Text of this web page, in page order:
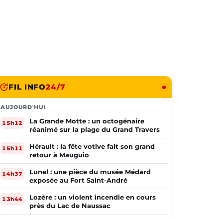
FIL INFO24/7
AUJOURD'HUI
15h12
La Grande Motte : un octogénaire
réanimé sur la plage du Grand Travers
15h11
Hérault : la fête votive fait son grand
retour à Mauguio
14h37
Lunel : une pièce du musée Médard
exposée au Fort Saint-André
13h44
Lozère : un violent incendie en cours
près du Lac de Naussac